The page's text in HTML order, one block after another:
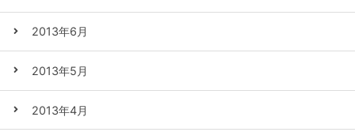
2013年6月
2013年5月
2013年4月